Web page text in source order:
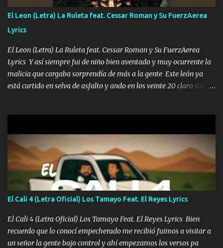
yo tengo el control a todos yo les paro el dedo soy hocicon un
malcriado un malandrón Que Les importa no saben nada falsas
las risas las que me miran hay gente corriente no quieren ve...
El Leon (Letra) La Ruleta feat. Cessar Roman y Su FuerzAerea
Lyrics
El Leon (Letra) La Ruleta feat. Cessar Roman y Su FuerzAerea
Lyrics Y así siempre fui de niño bien aventado y muy ocurrente la
malicia que cargaba sorprendía de más a la gente Este león ya
está curtido en selva de asfalto y ando en los veinte 20 claro son
pa más pues hay charola les voy a dar hasta topar pues no hay de
otra Música Surcando bien mi camino voy por mi línea no veo a
los lados aquel que no corre vuela no se me duerm voy chicoteado
Ya pasé varias hazañas ya tienen rato que me agarran el colmillo
de este León los estatales no sé esperaron Al tiro esta la PrimiZa
también la nueve que cargo al lado doy la mano al que su amigo y
al traicionero damos pa abajo Y No me paran aquí hay pa más
pues hay charola les voy a dar hasta topar pues no hay de otra...
El Cali 4 (Letra Oficial) Los Tamayo Feat. El Reyes Lyrics
El Cali 4 (Letra Oficial) Los Tamayo Feat. El Reyes Lyrics Bien
recuerdo que lo conocí empecherado me recibió fuimos a visitar a
un señor la gente bajo control y ahí empezamos los versos pa